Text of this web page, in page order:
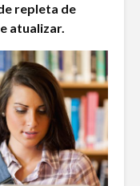
repleta de
atualizar.